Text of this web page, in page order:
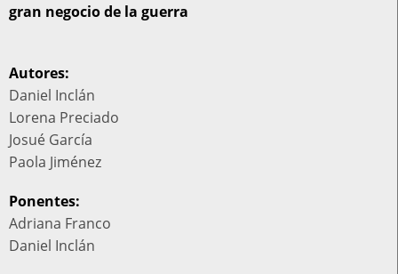
gran negocio de la guerra
Autores:
Daniel Inclán
Lorena Preciado
Josué García
Paola Jiménez
Ponentes:
Adriana Franco
Daniel Inclán